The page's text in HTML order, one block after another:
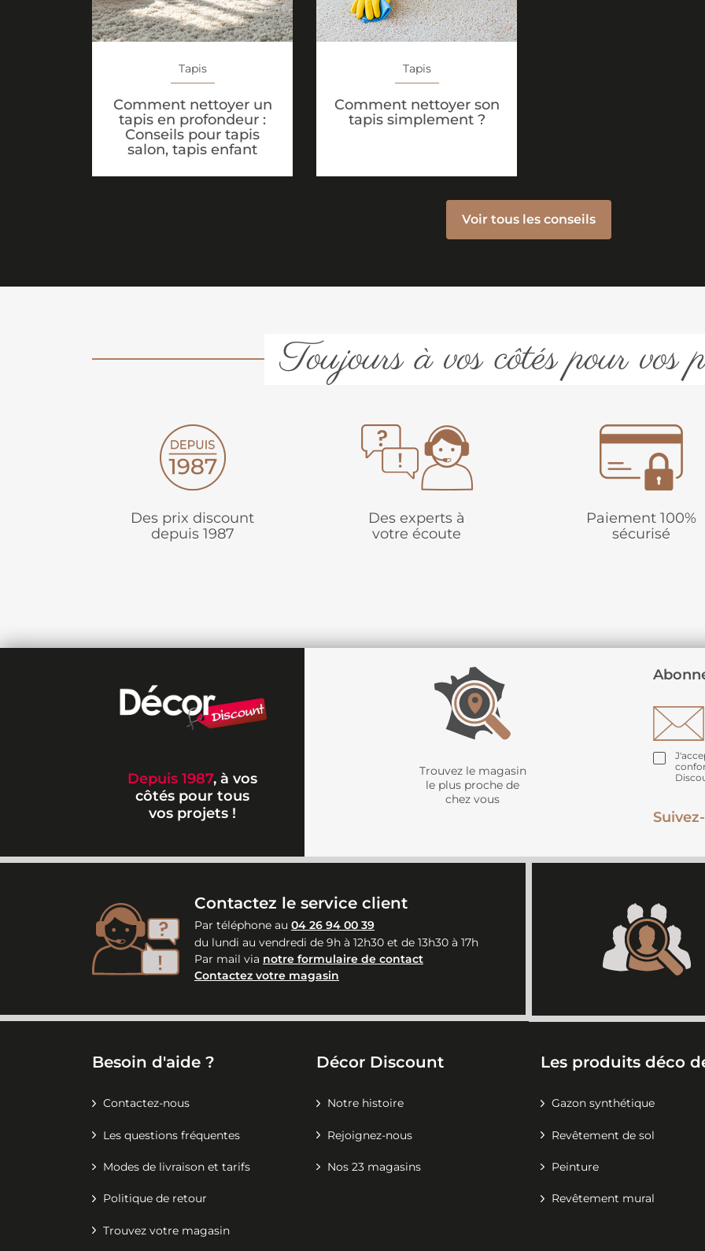
Tapis
Comment nettoyer un
tapis en profondeur :
Conseils pour tapis
salon, tapis enfant
Tapis
Comment nettoyer son
tapis simplement ?
Voir tous les conseils
Toujours à vos côtés pour vos
Des prix discount
depuis 1987
Des experts à
votre écoute
Paiement 100%
sécurisé
Depuis 1987, à vos
côtés pour tous
vos projets !
Trouvez le magasin
le plus proche de
chez vous
Contactez le service client
Par téléphone au 04 26 94 00 39
du lundi au vendredi de 9h à 12h30 et de 13h30 à 17h
Par mail via notre formulaire de contact
Contactez votre magasin
Besoin d'aide ?
Contactez-nous
Les questions fréquentes
Modes de livraison et tarifs
Politique de retour
Trouvez votre magasin
Décor Discount
Notre histoire
Rejoignez-nous
Nos 23 magasins
Les produits déco
Gazon synthétique
Revêtement de sol
Peinture
Revêtement mural